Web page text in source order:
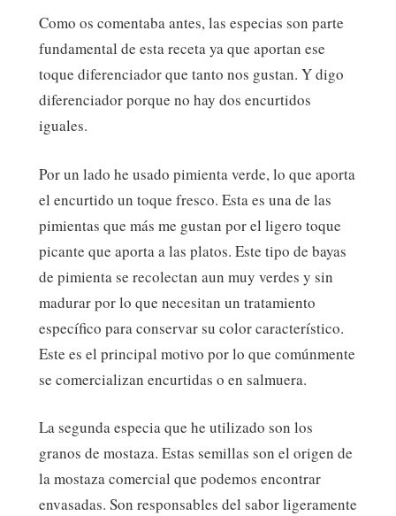
Como os comentaba antes, las especias son parte
fundamental de esta receta ya que aportan ese
toque diferenciador que tanto nos gustan. Y digo
diferenciador porque no hay dos encurtidos
iguales.
Por un lado he usado pimienta verde, lo que aporta
el encurtido un toque fresco. Esta es una de las
pimientas que más me gustan por el ligero toque
picante que aporta a las platos. Este tipo de bayas
de pimienta se recolectan aun muy verdes y sin
madurar por lo que necesitan un tratamiento
específico para conservar su color característico.
Este es el principal motivo por lo que comúnmente
se comercializan encurtidas o en salmuera.
La segunda especia que he utilizado son los
granos de mostaza. Estas semillas son el origen de
la mostaza comercial que podemos encontrar
envasadas. Son responsables del sabor ligeramente